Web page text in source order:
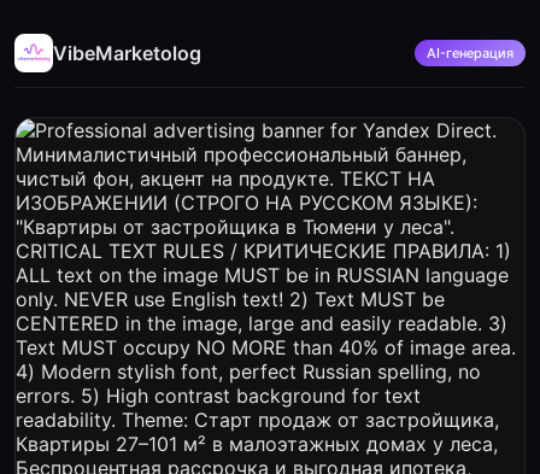
VibeMarketolog AI-генерация